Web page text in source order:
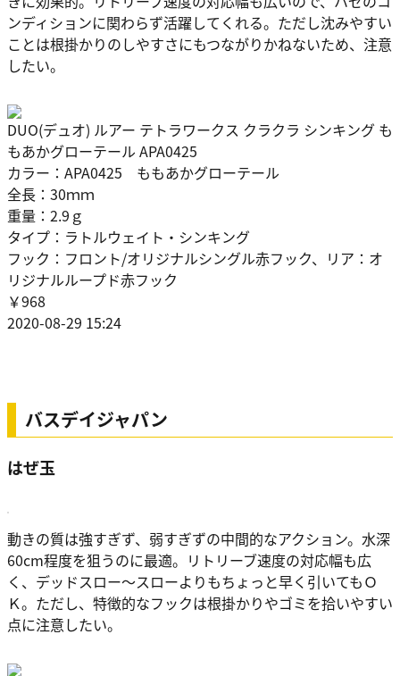
ンディションに関わらず活躍してくれる。ただし沈みやすい
ことは根掛かりのしやすさにもつながりかねないため、注意
したい。
DUO(デュオ) ルアー テトラワークス クラクラ シンキング も
もあかグローテール APA0425
カラー：APA0425 ももあかグローテール
全長：30ｍｍ
重量：2.9ｇ
タイプ：ラトルウェイト・シンキング
フック：フロント/オリジナルシングル赤フック、リア：オ
リジナルループド赤フック
￥968
2020-08-29 15:24
バスデイジャパン
はぜ玉
動きの質は強すぎず、弱すぎずの中間的なアクション。水深
60cm程度を狙うのに最適。リトリーブ速度の対応幅も広
く、デッドスロー～スローよりもちょっと早く引いてもＯ
Ｋ。ただし、特徴的なフックは根掛かりやゴミを拾いやすい
点に注意したい。